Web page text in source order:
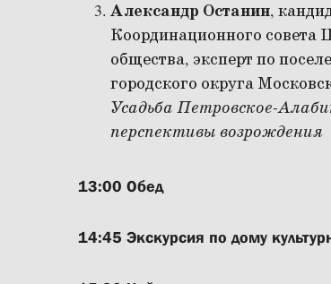
Александр Останин,
Координационного совета
общества, эксперт по
городского округа
Усадьба Петровское-
перспективы возрождения
13:00 Обед
14:45 Экскурсия по дому